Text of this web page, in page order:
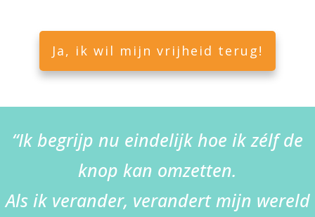
Ja, ik wil mijn vrijheid terug!
“Ik begrijp nu eindelijk hoe ik zélf de
knop kan omzetten.
Als ik verander, verandert mijn wereld